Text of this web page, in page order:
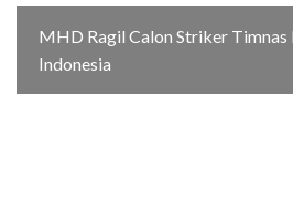
MHD Ragil Calon Striker Timnas
Indonesia